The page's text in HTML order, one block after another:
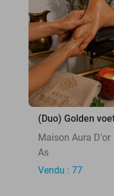
(Duo) Golden
Maison Aura D'or
As
Vendu : 77